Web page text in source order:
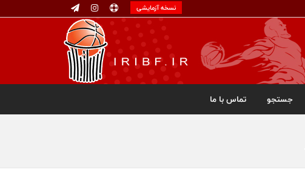
نسخه آزمایشی
جستجو تماس با ما